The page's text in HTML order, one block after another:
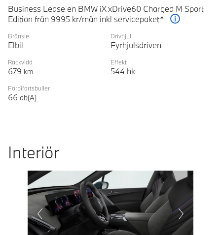
Business Lease en BMW iX xDrive60 Charged M Sport
Edition från 9995 kr/mån inkl servicepaket*
Bränsle
Elbil
Drivhjul
Fyrhjulsdriven
Räckvidd
679 km
Effekt
544 hk
Förbifartsbuller
66 db(A)
Interiör
Prevoius
Next